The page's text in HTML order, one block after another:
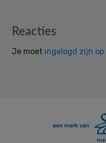
Reader
Reacties
Je moet ingelogd zijn op